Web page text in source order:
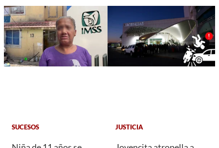
SUCESOS JUSTICIA